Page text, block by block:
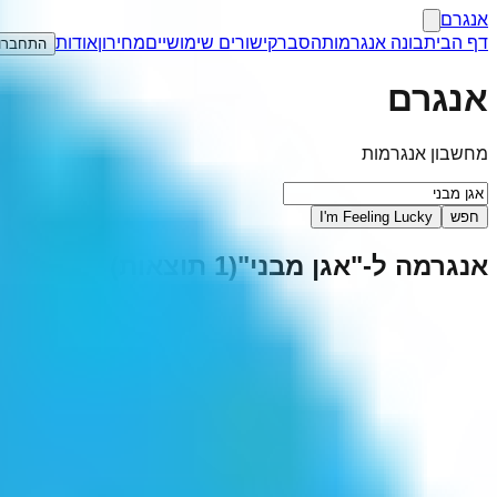
אנגרם
דף הביתבונה אנגרמותהסברקישורים שימושייםמחירוןאודות
אנגרם
מחשבון אנגרמות
חפש I'm Feeling Lucky
אנגרמה ל-"אגן מבני"
(
1תוצאות)